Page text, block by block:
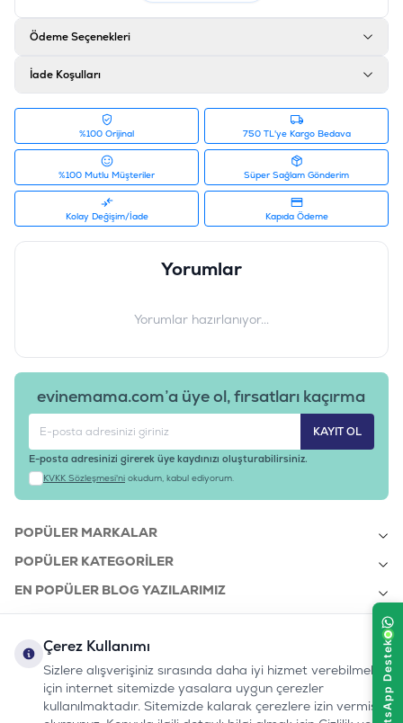
Ödeme Seçenekleri
İade Koşulları
%100 Orijinal 750 TL'ye Kargo Bedava
%100 Mutlu Müşteriler Süper Sağlam Gönderim
Kolay Değişim/İade Kapıda Ödeme
Yorumlar
Yorumlar hazırlanıyor...
evinemama.com’a üye ol, fırsatları kaçırma
KAYIT OL
E-posta adresinizi girerek üye kaydınızı oluşturabilirsiniz.
KVKK Sözleşmesi'ni okudum, kabul ediyorum.
POPÜLER MARKALAR
POPÜLER KATEGORILER
EN POPÜLER BLOG YAZILARIMIZ
KURUMSAL
bizi takip edin:
Çerez Kullanımı
Sizlere alışverişiniz sırasında daha iyi hizmet verebilmek
için internet sitemizde yasalara uygun çerezler
kullanılmaktadır. Sitemizde kalarak çerezlere izin vermiş